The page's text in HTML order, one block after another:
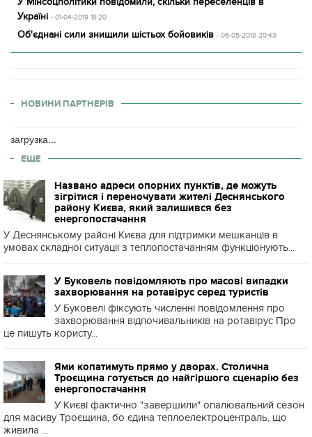
Україні - 01-04-2019 18:20
Об'єднані сили знищили шістьох бойовиків - 06-05-2018 20:43
НОВИНИ ПАРТНЕРІВ
загрузка...
ЕЩЕ
Названо адреси опорних пунктів, де можуть
зігрітися і переночувати жителі Деснянського
району Києва, який залишився без
енергопостачання
У Деснянському районі Києва для підтримки мешканців в
умовах складної ситуації з теплопостачанням функціонують...
У Буковель повідомляють про масові випадки
захворювання на ротавірус серед туристів
У Буковелі фіксують численні повідомлення про
захворювання відпочивальників на ротавірус Про
це пишуть користу...
Ями копатимуть прямо у дворах. Столична
Троєщина готується до найгіршого сценарію без
енергопостачання
У Києві фактично "завершили" опалювальний сезон
для масиву Троєщина, бо єдина теплоелектроцентраль, що
живила ...